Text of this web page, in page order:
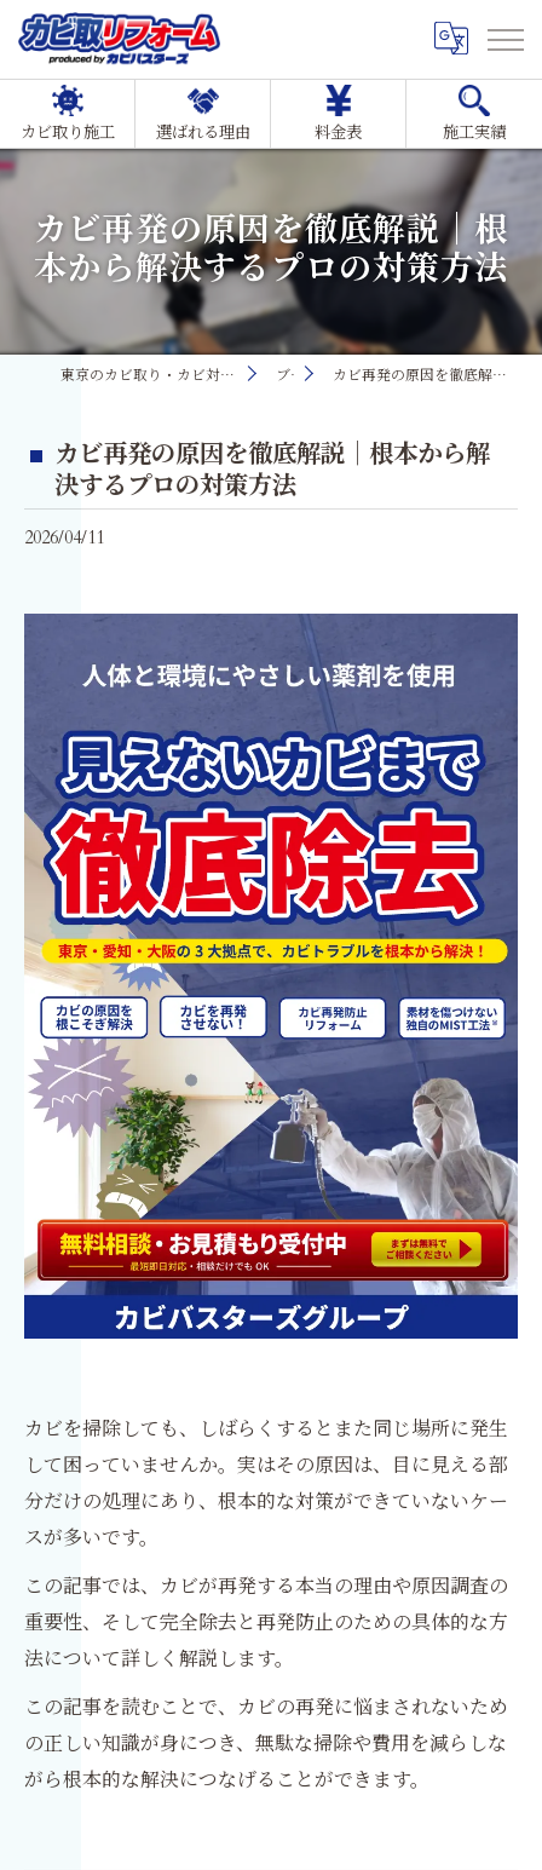
カビ取り施工 選ばれる理由 料金表 施工実績
カビ再発の原因を徹底解説｜根
本から解決するプロの対策方法
東京のカビ取り・カビ対策ならMIST工法®カビ取リフォーム ブログ カビ再発の原因を徹底解説｜根本から解決するプロの対策方法
カビ再発の原因を徹底解説｜根本から解
決するプロの対策方法
2026/04/11
カビを掃除しても、しばらくするとまた同じ場所に発生
して困っていませんか。実はその原因は、目に見える部
分だけの処理にあり、根本的な対策ができていないケー
スが多いです。
この記事では、カビが再発する本当の理由や原因調査の
重要性、そして完全除去と再発防止のための具体的な方
法について詳しく解説します。
この記事を読むことで、カビの再発に悩まされないため
の正しい知識が身につき、無駄な掃除や費用を減らしな
がら根本的な解決につなげることができます。